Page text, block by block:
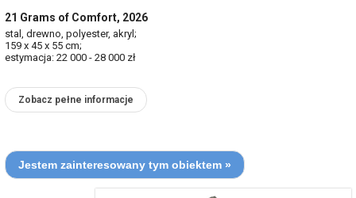
21 Grams of Comfort, 2026
stal, drewno, polyester, akryl;
159 x 45 x 55 cm;
estymacja: 22 000 - 28 000 zł
Zobacz pełne informacje